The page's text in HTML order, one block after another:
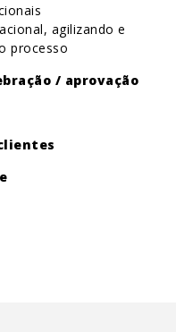
agilizando e
processo
/ aprovação